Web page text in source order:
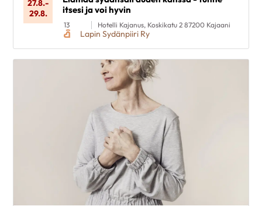
27.8.-
29.8.
itsesi ja voi hyvin
13 Hotelli Kajanus, Koskikatu 2 87200 Kajaani
Lapin Sydänpiiri Ry